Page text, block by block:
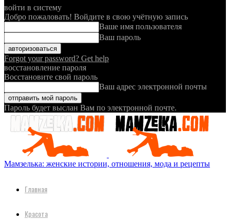
войти в систему
Добро пожаловать! Войдите в свою учётную запись
Ваше имя пользователя
Ваш пароль
Forgot your password? Get help
восстановление пароля
Восстановите свой пароль
Ваш адрес электронной почты
Пароль будет выслан Вам по электронной почте.
Мамзелька: женские истории, отношения, мода и рецепты
Главная
Красота